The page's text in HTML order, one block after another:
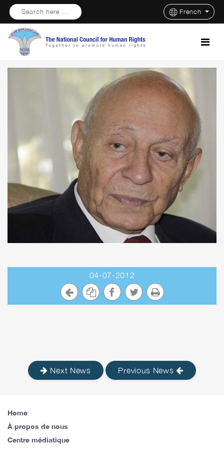
Search here ... French
04-07-2012
Next News Previous News
Home
À propos de nous
Centre médiatique